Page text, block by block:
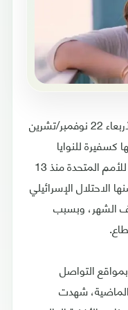
أعلنت الفنانة التونسية هند صبري، الأربعاء 22 نوفمبر/تشرين
كسفيرة للنوايا
الحسنة لبرنامج الأغذية العالمي التابع للأمم المتحدة منذ 13
الاحتلال الإسرائيلي
الشهر، وبسبب
التواصل
الماضية، شهدت